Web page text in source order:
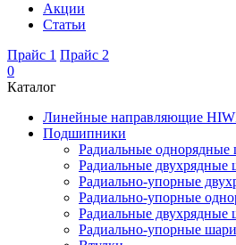
Акции
Статьи
Прайс 1 Прайс 2
0
Каталог
Линейные направляющие
Подшипники
Радиальные
Радиальные
Радиально-упорные
Радиально-упорные
Радиальные
Радиально-упорные